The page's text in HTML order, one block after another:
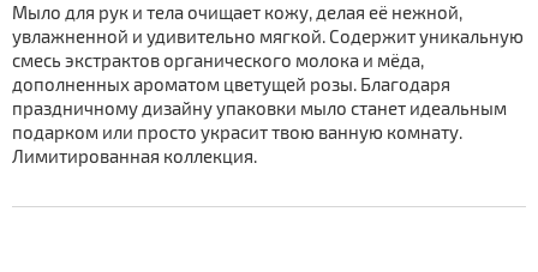
Мыло для рук и тела очищает кожу, делая её нежной,
увлажненной и удивительно мягкой. Содержит уникальную
смесь экстрактов органического молока и мёда,
дополненных ароматом цветущей розы. Благодаря
праздничному дизайну упаковки мыло станет идеальным
подарком или просто украсит твою ванную комнату.
Лимитированная коллекция.